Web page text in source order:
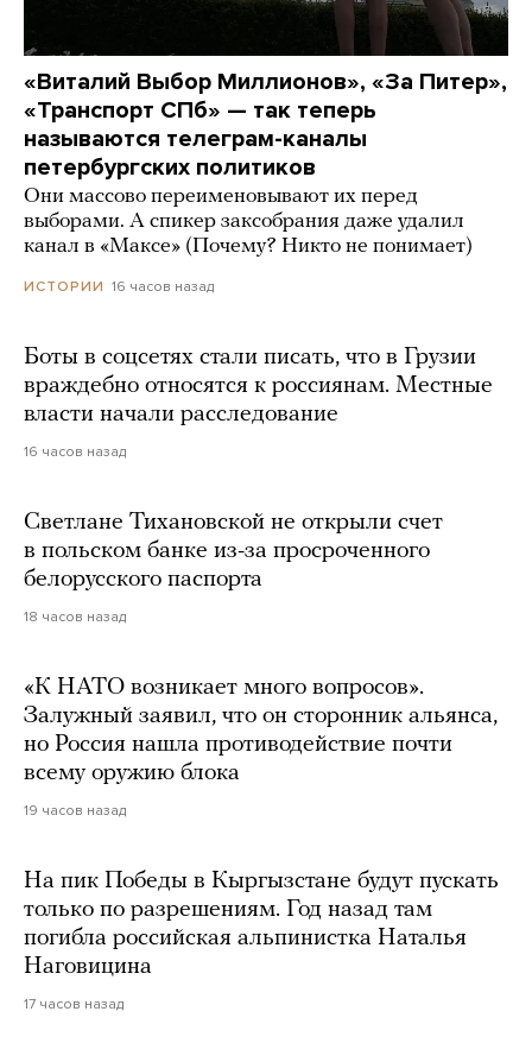
«Виталий Выбор Миллионов», «За Питер»,
«Транспорт СПб» — так теперь
называются телеграм-каналы
петербургских политиков
Они массово переименовывают их перед
выборами. А спикер заксобрания даже удалил
канал в «Максе» (Почему? Никто не понимает)
ИСТОРИИ 16 часов назад
Боты в соцсетях стали писать, что в Грузии
враждебно относятся к россиянам. Местные
власти начали расследование
16 часов назад
Светлане Тихановской не открыли счет
в польском банке из-за просроченного
белорусского паспорта
18 часов назад
«К НАТО возникает много вопросов».
Залужный заявил, что он сторонник альянса,
но Россия нашла противодействие почти
всему оружию блока
19 часов назад
На пик Победы в Кыргызстане будут пускать
только по разрешениям. Год назад там
погибла российская альпинистка Наталья
Наговицина
17 часов назад